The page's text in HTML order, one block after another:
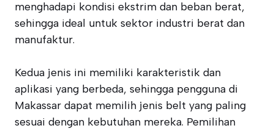
menghadapi kondisi ekstrim dan beban berat,
sehingga ideal untuk sektor industri berat dan
manufaktur.
Kedua jenis ini memiliki karakteristik dan
aplikasi yang berbeda, sehingga pengguna di
Makassar dapat memilih jenis belt yang paling
sesuai dengan kebutuhan mereka. Pemilihan